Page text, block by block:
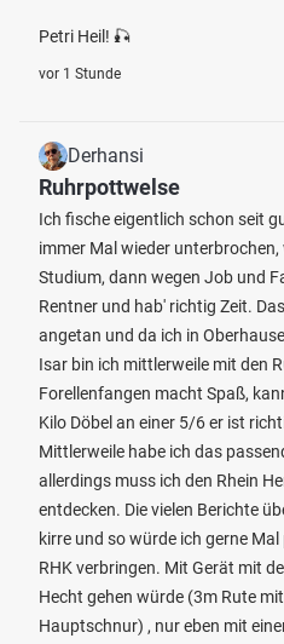
Petri Heil! 🎣
vor 1 Stunde
Derhansi
Ruhrpottwelse
Ich fische eigentlich schon seit
immer Mal wieder
Studium, dann wegen Job und
Rentner und hab' richtig Zeit.
angetan und da ich in
Isar bin ich mittlerweile mit den
Forellenfangen macht Spaß,
Kilo Döbel an einer 5/6 er ist
Mittlerweile habe ich das
allerdings muss ich den Rhein
entdecken. Die vielen Berichte
kirre und so würde ich gerne
RHK verbringen. Mit Gerät mit
Hecht gehen würde (3m Rute
Hauptschnur) , nur eben mit